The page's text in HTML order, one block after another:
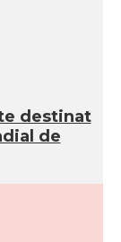
destinat
de